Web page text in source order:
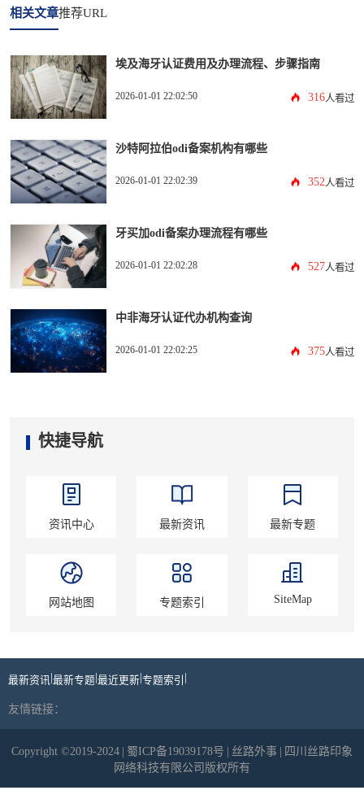
相关文章推荐URL
埃及海牙认证费用及办理流程、步骤指南
2026-01-01 22:02:50 316人看过
沙特阿拉伯odi备案机构有哪些
2026-01-01 22:02:39 352 人看过
牙买加odi备案办理流程有哪些
2026-01-01 22:02:28 527人看过
中非海牙认证代办机构查询
2026-01-01 22:02:25 375人看过
快捷导航
资讯中心 最新资讯 最新专题
网站地图 专题索引 SiteMap
最新资讯 |最新专题|最近更新|专题索引 |
友情链接：
Copyright ©2019-2024 | 蜀ICP备19039178号 | 丝路外事 | 四川丝路印象
网络科技有限公司版权所有